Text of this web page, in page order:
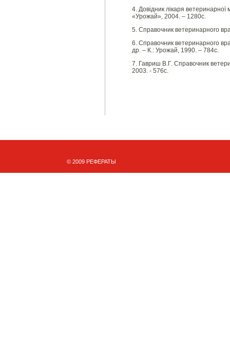
4. Довідник лікаря
«Урожай», 2004. – 1280с.
5. Справочник ветеринарного
6. Справочник ветеринарного
др. – К.: Урожай, 1990. – 784с.
7. Гавриш В.Г. Справочник
2003. - 576с.
© 2009 РЕФЕРАТЫ